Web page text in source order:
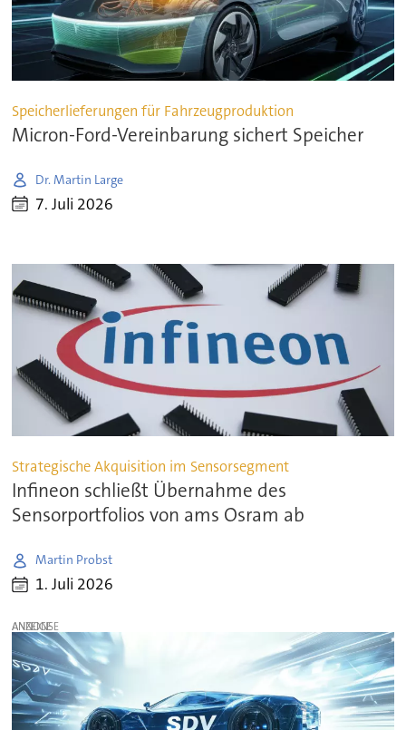
Speicherlieferungen für Fahrzeugproduktion
Micron-Ford-Vereinbarung sichert Speicher
Dr. Martin Large
7. Juli 2026
Strategische Akquisition im Sensorsegment
Infineon schließt Übernahme des
Sensorportfolios von ams Osram ab
Martin Probst
1. Juli 2026
ANZEIGE